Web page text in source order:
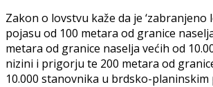
Zakon o lovstvu kaže da je ‘zabranjeno
pojasu od 100 metara od granice
metara od granice naselja većih od
nizini i prigorju te 200 metara od
10.000 stanovnika u brdsko-planinskim